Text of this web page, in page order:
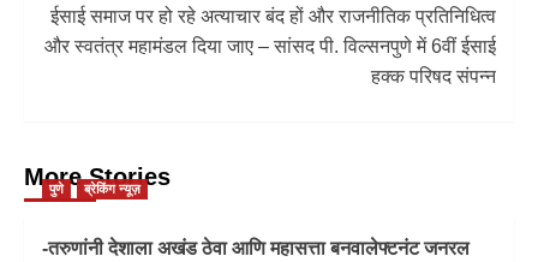
ईसाई समाज पर हो रहे अत्याचार बंद हों और राजनीतिक प्रतिनिधित्व
और स्वतंत्र महामंडल दिया जाए – सांसद पी. विल्सनपुणे में 6वीं ईसाई
हक्क परिषद संपन्न
More Stories
पुणे ब्रेकिंग न्यूज़
-तरुणांनी देशाला अखंड ठेवा आणि महासत्ता बनवालेफ्टनंट जनरल